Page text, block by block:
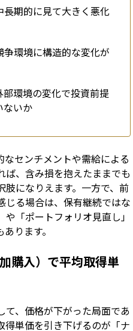
期的に見て大きく悪化
争環境に構造的な変化が
環境の変化で投資前提
ないか
なセンチメントや需給による
ば、含み損を抱えたままでも
肢になりえます。一方で、前
じる場合は、保有継続ではな
「ポートフォリオ見直し」
ります。
購入）で平均取得単
て、価格が下がった局面であ
得単価を引き下げるのが「ナ